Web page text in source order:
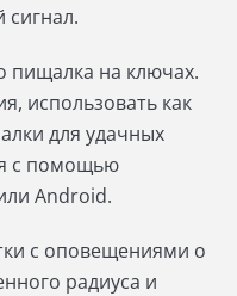
сигнал.
пищалка на ключах.
использовать как
для удачных
с помощью
Android.
с оповещениями о
радиуса и